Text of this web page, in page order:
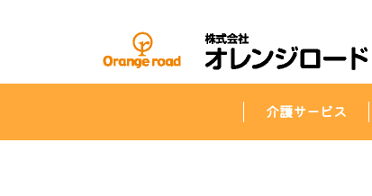
介護サービス